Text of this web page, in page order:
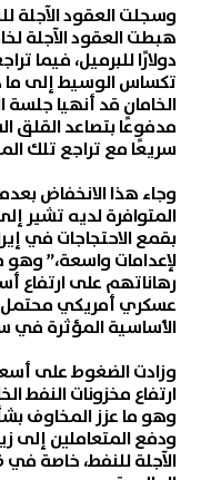
وسجلتالعقود الآجلة
هبطتالعقود الآجلة
دولارًا للبرميل، فيما
تكساس الوسيط
الخامان قد أنهيا جلسة
مدفوعًا بتصاعد القلق
سريعًا مع تراجع تلك
وجاء هذا الانخفاض
المتوافرة لديه تشير
بقمع الاحتجاجات في
لإعدامات واسعة،”
رهاناتهم على ارتفاع
عسكري أمريكي محتمل،
الأساسية المؤثرة في
وزادت الضغوط على
ارتفاعمخزونات النفط
وهو ما عزز المخاوف
ودفع المتعاملين إلى
الآجلة للنفط، خاصة في